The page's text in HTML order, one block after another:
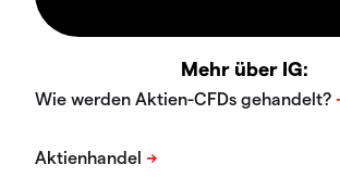
Mehr über IG: